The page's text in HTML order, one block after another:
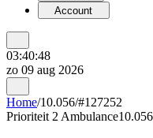
Account
03:40:48
zo 09 aug 2026
Home/10.056/#127252
Prioriteit 2 Ambulance10.056